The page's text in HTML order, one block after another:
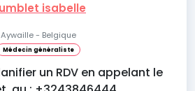
isabelle
Aywaille - Belgique
Médecin généraliste
un RDV en appelant le